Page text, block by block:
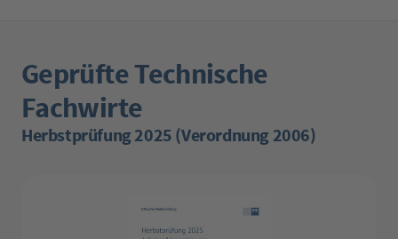
Geprüfte Technische
Fachwirte
Herbstprüfung 2025 (Verordnung 2006)